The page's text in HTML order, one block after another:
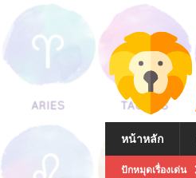
หน้าหลัก
ปักหมุดเรื่องเด่น